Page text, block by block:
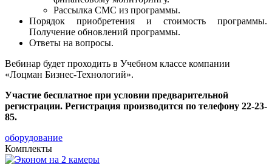
Рассылка СМС из программы.
Порядок приобретения и стоимость программы.
Получение обновлений программы.
Ответы на вопросы.
Вебинар будет проходить в Учебном классе компании
«Лоцман Бизнес-Технологий».
Участие бесплатное при условии предварительной
регистрации. Регистрация производится по телефону 22-23-
85.
оборудование
Комплекты